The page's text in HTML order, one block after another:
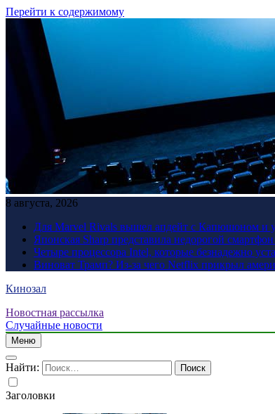
Перейти к содержимому
8 августа, 2026
Для Marvel Rivals вышел апдейт с Капюшоном и
Японская Sharp представила недорогой
Четыре процессора Intel, которые безнадежно
Виноват Трамп? Из-за чего Netflix прикрыл
Кинозал
Новостная рассылка
Случайные новости
Меню
Найти:
Заголовки